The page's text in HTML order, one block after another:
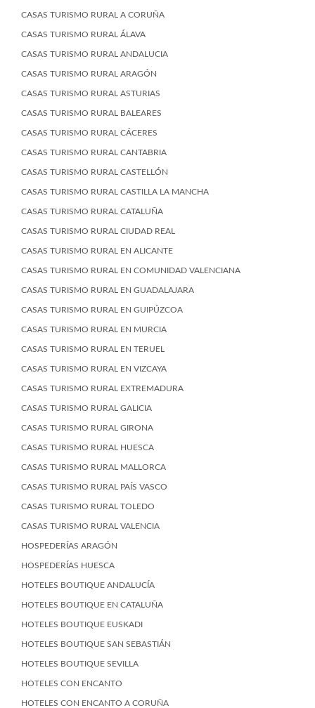
CASAS TURISMO RURAL A CORUÑA
CASAS TURISMO RURAL ÁLAVA
CASAS TURISMO RURAL ANDALUCIA
CASAS TURISMO RURAL ARAGÓN
CASAS TURISMO RURAL ASTURIAS
CASAS TURISMO RURAL BALEARES
CASAS TURISMO RURAL CÁCERES
CASAS TURISMO RURAL CANTABRIA
CASAS TURISMO RURAL CASTELLÓN
CASAS TURISMO RURAL CASTILLA LA MANCHA
CASAS TURISMO RURAL CATALUÑA
CASAS TURISMO RURAL CIUDAD REAL
CASAS TURISMO RURAL EN ALICANTE
CASAS TURISMO RURAL EN COMUNIDAD VALENCIANA
CASAS TURISMO RURAL EN GUADALAJARA
CASAS TURISMO RURAL EN GUIPÚZCOA
CASAS TURISMO RURAL EN MURCIA
CASAS TURISMO RURAL EN TERUEL
CASAS TURISMO RURAL EN VIZCAYA
CASAS TURISMO RURAL EXTREMADURA
CASAS TURISMO RURAL GALICIA
CASAS TURISMO RURAL GIRONA
CASAS TURISMO RURAL HUESCA
CASAS TURISMO RURAL MALLORCA
CASAS TURISMO RURAL PAÍS VASCO
CASAS TURISMO RURAL TOLEDO
CASAS TURISMO RURAL VALENCIA
HOSPEDERÍAS ARAGÓN
HOSPEDERÍAS HUESCA
HOTELES BOUTIQUE ANDALUCÍA
HOTELES BOUTIQUE EN CATALUÑA
HOTELES BOUTIQUE EUSKADI
HOTELES BOUTIQUE SAN SEBASTIÁN
HOTELES BOUTIQUE SEVILLA
HOTELES CON ENCANTO
HOTELES CON ENCANTO A CORUÑA